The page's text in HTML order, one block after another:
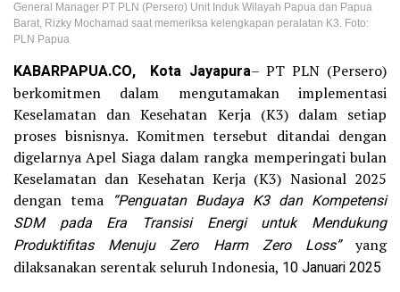
General Manager PT PLN (Persero) Unit Induk Wilayah Papua dan Papua
Barat, Rizky Mochamad saat memeriksa kelengkapan peralatan K3. Foto:
PLN Papua
KABARPAPUA.CO, Kota Jayapura– PT PLN (Persero)
berkomitmen dalam mengutamakan implementasi
Keselamatan dan Kesehatan Kerja (K3) dalam setiap
proses bisnisnya. Komitmen tersebut ditandai dengan
digelarnya Apel Siaga dalam rangka memperingati bulan
Keselamatan dan Kesehatan Kerja (K3) Nasional 2025
dengan tema “Penguatan Budaya K3 dan Kompetensi
SDM pada Era Transisi Energi untuk Mendukung
Produktifitas Menuju Zero Harm Zero Loss”yang
dilaksanakan serentak seluruh Indonesia, 10 Januari 2025